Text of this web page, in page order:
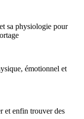
sa physiologie pour
émotionnel et
et enfin trouver des